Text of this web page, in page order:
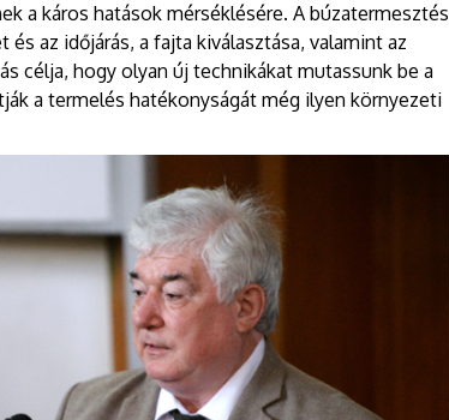
a káros hatások mérséklésére. A búzatermesztés
az időjárás, a fajta kiválasztása, valamint az
célja, hogy olyan új technikákat mutassunk be a
a termelés hatékonyságát még ilyen környezeti